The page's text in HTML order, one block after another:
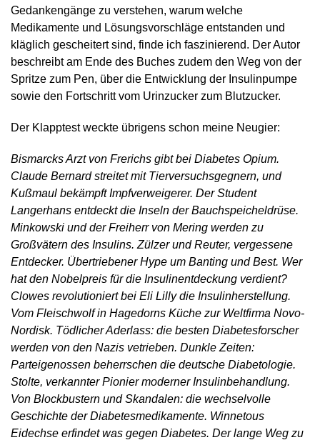
Gedankengänge zu verstehen, warum welche
Medikamente und Lösungsvorschläge entstanden und
kläglich gescheitert sind, finde ich faszinierend. Der Autor
beschreibt am Ende des Buches zudem den Weg von der
Spritze zum Pen, über die Entwicklung der Insulinpumpe
sowie den Fortschritt vom Urinzucker zum Blutzucker.
Der Klapptest weckte übrigens schon meine Neugier:
Bismarcks Arzt von Frerichs gibt bei Diabetes Opium.
Claude Bernard streitet mit Tierversuchsgegnern, und
Kußmaul bekämpft Impfverweigerer. Der Student
Langerhans entdeckt die Inseln der Bauchspeicheldrüse.
Minkowski und der Freiherr von Mering werden zu
Großvätern des Insulins. Zülzer und Reuter, vergessene
Entdecker. Übertriebener Hype um Banting und Best. Wer
hat den Nobelpreis für die Insulinentdeckung verdient?
Clowes revolutioniert bei Eli Lilly die Insulinherstellung.
Vom Fleischwolf in Hagedorns Küche zur Weltfirma Novo-
Nordisk. Tödlicher Aderlass: die besten Diabetesforscher
werden von den Nazis vetrieben. Dunkle Zeiten:
Parteigenossen beherrschen die deutsche Diabetologie.
Stolte, verkannter Pionier moderner Insulinbehandlung.
Von Blockbustern und Skandalen: die wechselvolle
Geschichte der Diabetesmedikamente. Winnetous
Eidechse erfindet was gegen Diabetes. Der lange Weg zu